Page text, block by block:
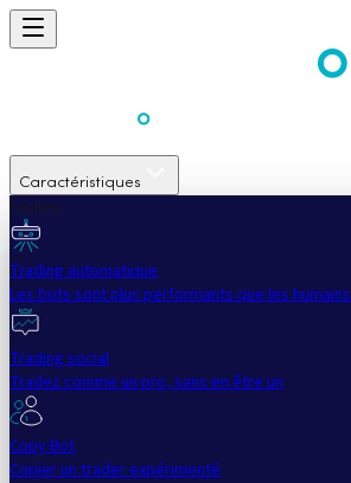
Caractéristiques
Faciles
Trading automatique
Les bots sont plus performants que les humains
Trading social
Tradez comme un pro, sans en être un
Copy Bot
Copier un trader expérimenté